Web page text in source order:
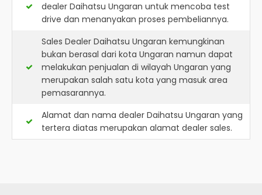
dealer Daihatsu Ungaran untuk mencoba test
drive dan menanyakan proses pembeliannya.
Sales Dealer Daihatsu Ungaran kemungkinan
bukan berasal dari kota Ungaran namun dapat
melakukan penjualan di wilayah Ungaran yang
merupakan salah satu kota yang masuk area
pemasarannya.
Alamat dan nama dealer Daihatsu Ungaran yang
tertera diatas merupakan alamat dealer sales.